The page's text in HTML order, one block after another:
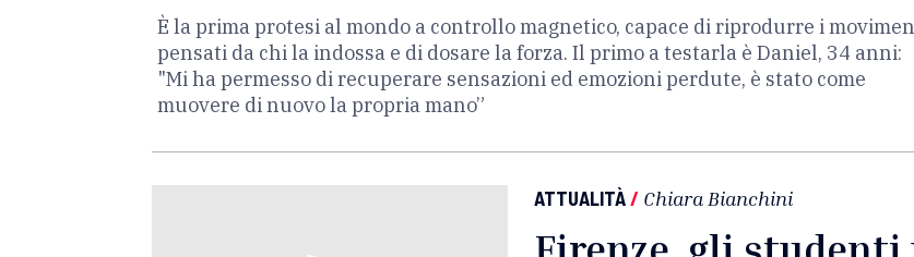
È la prima protesi al mondo a controllo magnetico, capace di riprodurre i
pensati da chi la indossa e di dosare la forza. Il primo a testarla è Daniel, 34 anni:
"Mi ha permesso di recuperare sensazioni ed emozioni perdute, è stato come
muovere di nuovo la propria mano”
ATTUALITÀ/ Chiara Bianchini